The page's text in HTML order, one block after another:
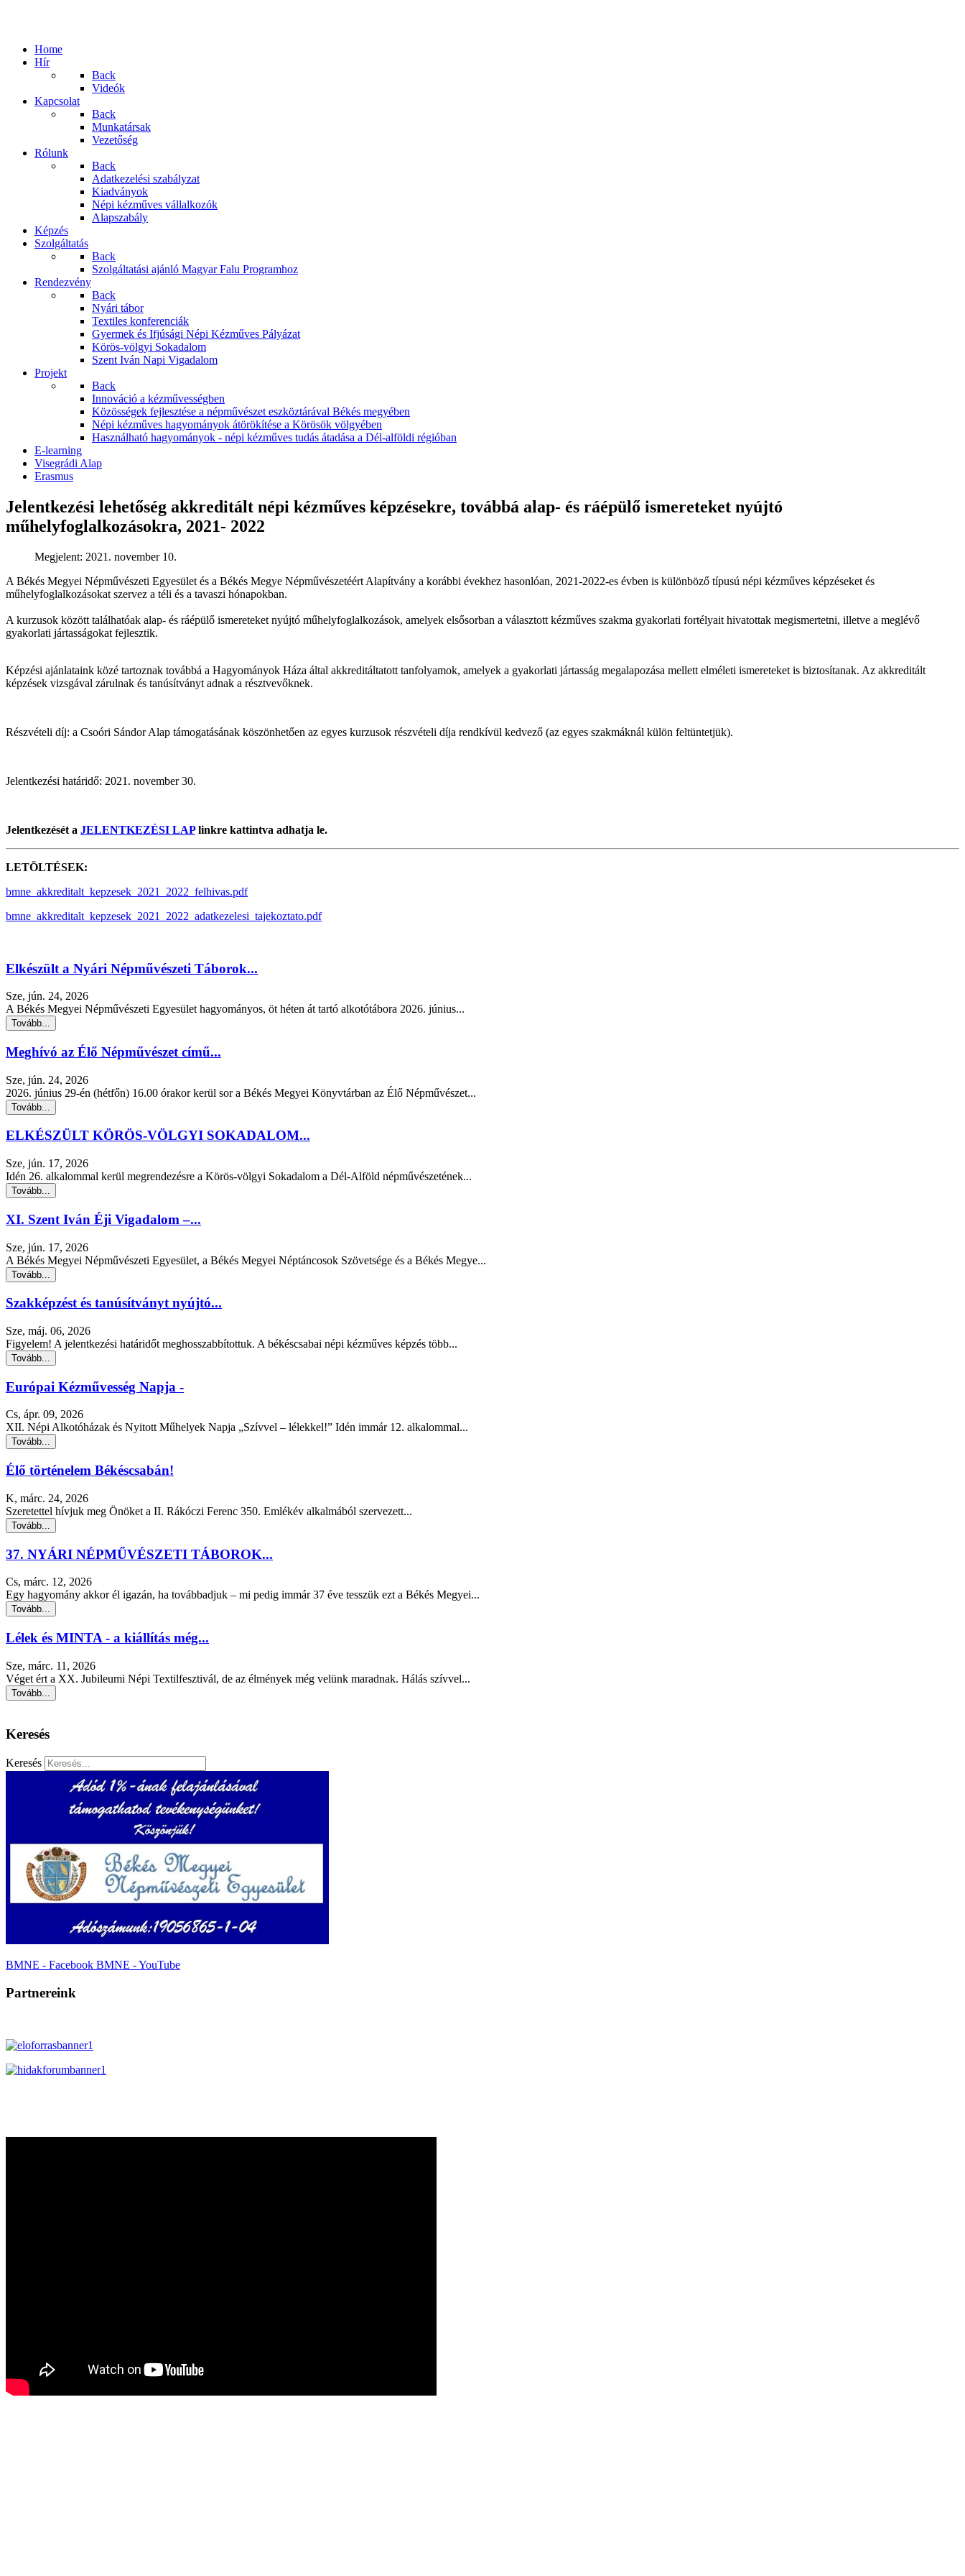
Home
Hír
Back
Videók
Kapcsolat
Back
Munkatársak
Vezetőség
Rólunk
Back
Adatkezelési szabályzat
Kiadványok
Népi kézműves vállalkozók
Alapszabály
Képzés
Szolgáltatás
Back
Szolgáltatási ajánló Magyar Falu Programhoz
Rendezvény
Back
Nyári tábor
Textiles konferenciák
Gyermek és Ifjúsági Népi Kézműves Pályázat
Körös-völgyi Sokadalom
Szent Iván Napi Vigadalom
Projekt
Back
Innováció a kézművességben
Közösségek fejlesztése a népművészet eszköztárával Békés megyében
Népi kézműves hagyományok átörökítése a Körösök völgyében
Használható hagyományok - népi kézműves tudás átadása a Dél-alföldi régióban
E-learning
Visegrádi Alap
Erasmus
Jelentkezési lehetőség akkreditált népi kézműves képzésekre, továbbá alap- és ráépülő ismereteket nyújtó
műhelyfoglalkozásokra, 2021- 2022
Megjelent: 2021. november 10.
A Békés Megyei Népművészeti Egyesület és a Békés Megye Népművészetéért Alapítvány a korábbi évekhez hasonlóan, 2021-2022-es évben is különböző típusú népi kézműves képzéseket és
műhelyfoglalkozásokat szervez a téli és a tavaszi hónapokban.
A kurzusok között találhatóak alap- és ráépülő ismereteket nyújtó műhelyfoglalkozások, amelyek elsősorban a választott kézműves szakma gyakorlati fortélyait hivatottak megismertetni, illetve a meglévő
gyakorlati jártasságokat fejlesztik.
Képzési ajánlataink közé tartoznak továbbá a Hagyományok Háza által akkreditáltatott tanfolyamok, amelyek a gyakorlati jártasság megalapozása mellett elméleti ismereteket is biztosítanak. Az akkreditált
képzések vizsgával zárulnak és tanúsítványt adnak a résztvevőknek.
Részvételi díj: a Csoóri Sándor Alap támogatásának köszönhetően az egyes kurzusok részvételi díja rendkívül kedvező (az egyes szakmáknál külön feltüntetjük).
Jelentkezési határidő: 2021. november 30.
Jelentkezését a JELENTKEZÉSI LAPlinkre kattintva adhatja le.
LETÖLTÉSEK:
bmne_akkreditalt_kepzesek_2021_2022_felhivas.pdf
bmne_akkreditalt_kepzesek_2021_2022_adatkezelesi_tajekoztato.pdf
Elkészült a Nyári Népművészeti Táborok...
Sze, jún. 24, 2026
A Békés Megyei Népművészeti Egyesület hagyományos, öt héten át tartó alkotótábora 2026. június...
Tovább...
Meghívó az Élő Népművészet című...
Sze, jún. 24, 2026
2026. június 29-én (hétfőn) 16.00 órakor kerül sor a Békés Megyei Könyvtárban az Élő Népművészet...
Tovább...
ELKÉSZÜLT KÖRÖS-VÖLGYI SOKADALOM...
Sze, jún. 17, 2026
Idén 26. alkalommal kerül megrendezésre a Körös-völgyi Sokadalom a Dél-Alföld népművészetének...
Tovább...
XI. Szent Iván Éji Vigadalom –...
Sze, jún. 17, 2026
A Békés Megyei Népművészeti Egyesület, a Békés Megyei Néptáncosok Szövetsége és a Békés Megye...
Tovább...
Szakképzést és tanúsítványt nyújtó...
Sze, máj. 06, 2026
Figyelem! A jelentkezési határidőt meghosszabbítottuk. A békéscsabai népi kézműves képzés több...
Tovább...
Európai Kézművesség Napja -
Cs, ápr. 09, 2026
XII. Népi Alkotóházak és Nyitott Műhelyek Napja „Szívvel – lélekkel!” Idén immár 12. alkalommal...
Tovább...
Élő történelem Békéscsabán!
K, márc. 24, 2026
Szeretettel hívjuk meg Önöket a II. Rákóczi Ferenc 350. Emlékév alkalmából szervezett...
Tovább...
37. NYÁRI NÉPMŰVÉSZETI TÁBOROK...
Cs, márc. 12, 2026
Egy hagyomány akkor él igazán, ha továbbadjuk – mi pedig immár 37 éve tesszük ezt a Békés Megyei...
Tovább...
Lélek és MINTA - a kiállítás még...
Sze, márc. 11, 2026
Véget ért a XX. Jubileumi Népi Textilfesztivál, de az élmények még velünk maradnak. Hálás szívvel...
Tovább...
Keresés
Keresés
BMNE - Facebook BMNE - YouTube
Partnereink